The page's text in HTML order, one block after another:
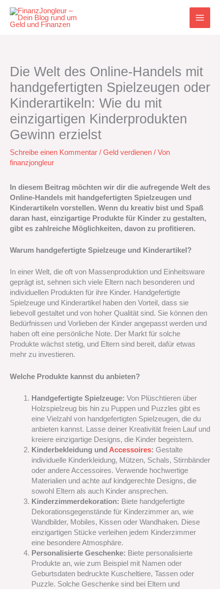
Inhalt
springen
Die Welt des Online-Handels mit
handgefertigten Spielzeugen oder
Kinderartikeln: Wie du mit
einzigartigen Kinderprodukten
Gewinn erzielst
Schreibe einen Kommentar / Geld verdienen / Von
finanzjongleur
In diesem Beitrag möchten wir dir die aufregende Welt des
Online-Handels mit handgefertigten Spielzeugen und
Kinderartikeln vorstellen. Wenn du kreativ bist und Spaß
daran hast, einzigartige Produkte für Kinder zu gestalten,
gibt es zahlreiche Möglichkeiten, davon zu profitieren.
Warum handgefertigte Spielzeuge und Kinderartikel?
In einer Welt, die oft von Massenproduktion und Einheitsware
geprägt ist, sehnen sich viele Eltern nach besonderen und
individuellen Produkten für ihre Kinder. Handgefertigte
Spielzeuge und Kinderartikel haben den Vorteil, dass sie
liebevoll gestaltet und von hoher Qualität sind. Sie können den
Bedürfnissen und Vorlieben der Kinder angepasst werden und
haben oft eine persönliche Note. Der Markt für solche
Produkte wächst stetig, und Eltern sind bereit, dafür etwas
mehr zu investieren.
Welche Produkte kannst du anbieten?
Handgefertigte Spielzeuge: Von Plüschtieren über
Holzspielzeug bis hin zu Puppen und Puzzles gibt es
eine Vielzahl von handgefertigten Spielzeugen, die du
anbieten kannst. Lasse deiner Kreativität freien Lauf und
kreiere einzigartige Designs, die Kinder begeistern.
Kinderbekleidung und Accessoires: Gestalte
individuelle Kinderkleidung, Mützen, Schals, Stirnbänder
oder andere Accessoires. Verwende hochwertige
Materialien und achte auf kindgerechte Designs, die
sowohl Eltern als auch Kinder ansprechen.
Kinderzimmerdekoration: Biete handgefertigte
Dekorationsgegenstände für Kinderzimmer an, wie
Wandbilder, Mobiles, Kissen oder Wandhaken. Diese
einzigartigen Stücke verleihen jedem Kinderzimmer
eine besondere Atmosphäre.
Personalisierte Geschenke: Biete personalisierte
Produkte an, wie zum Beispiel mit Namen oder
Geburtsdaten bedruckte Kuscheltiere, Tassen oder
Puzzle. Solche Geschenke sind bei Eltern und